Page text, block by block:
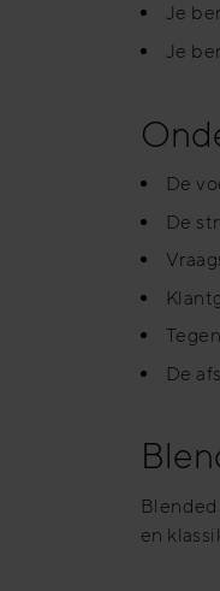
Je
Je
De
De
De
en